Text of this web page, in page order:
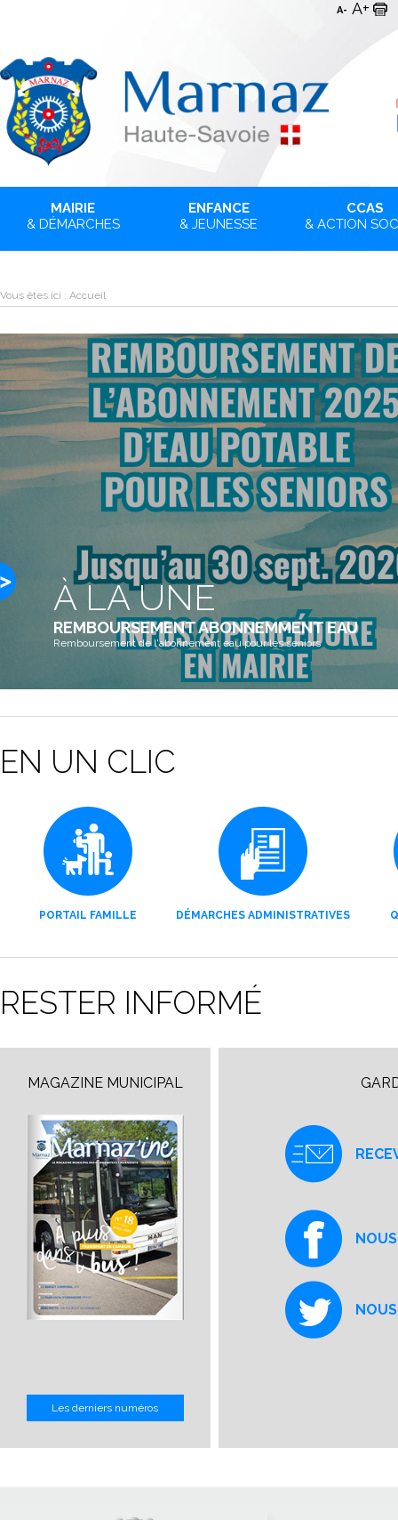
A- A+
MAIRIE
& DÉMARCHES
ENFANCE
& JEUNESSE
CCAS
& ACTION
Vous êtes ici : Accueil
À LA UNE
REMBOURSEMENT ABONNEMMENT EAU
Remboursement de l'abonnement eau pour les seniors
EN UN CLIC
PORTAIL FAMILLE DÉMARCHES ADMINISTRATIVES
RESTER INFORMÉ
MAGAZINE MUNICIPAL
Les derniers numéros